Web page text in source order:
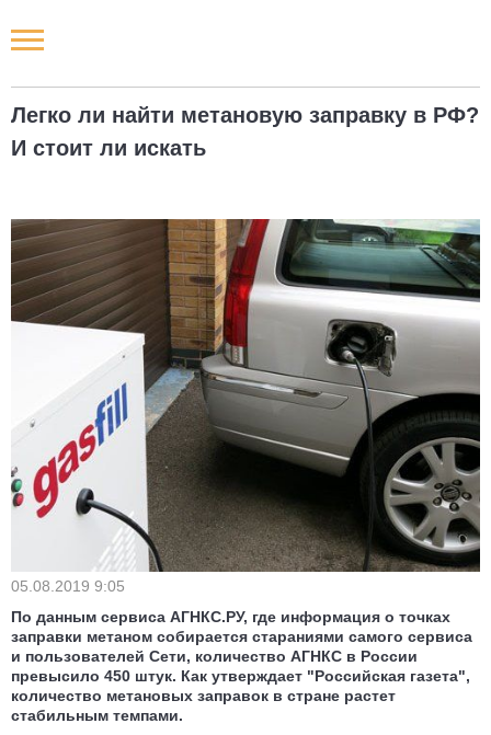
Легко ли найти метановую заправку в РФ?
И стоит ли искать
05.08.2019 9:05
По данным сервиса АГНКС.РУ, где информация о точках
заправки метаном собирается стараниями самого сервиса
и пользователей Сети, количество АГНКС в России
превысило 450 штук. Как утверждает "Российская газета",
количество метановых заправок в стране растет
стабильным темпами.
Новости РФ
Городские новости
Наши мероприятия
Статьи